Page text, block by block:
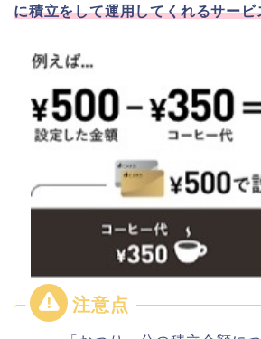
に積立をして運用してくれるサービ